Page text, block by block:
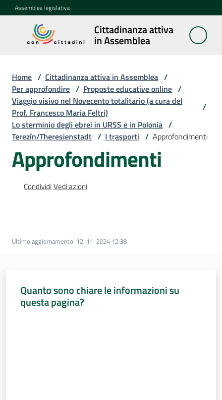
Vai al contenuto
Vai alla navigazione
Vai al footer
Assemblea legislativa
Cittadinanza attiva
in Assemblea
Cittadinanza
attiva in
Concittadini
Porte
aperte
in
Assemblea
Mostre
sulla
Seguici
Home / Cittadinanza attiva in Assemblea /
Per approfondire / Proposte educative online /
Viaggio visivo nel Novecento totalitario (a cura del
Prof. Francesco Maria Feltri)
/
Lo sterminio degli ebrei in URSS e in Polonia /
Terezín/Theresienstadt / I trasporti / Approfondimenti
Approfondimenti
CondividiVedi azioni
Ultimo aggiornamento: 12-11-2024 12:38
Quanto sono chiare le informazioni su
questa pagina?